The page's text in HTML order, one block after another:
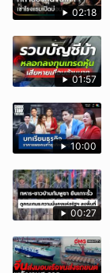
02:18
01:57
10:00
00:27